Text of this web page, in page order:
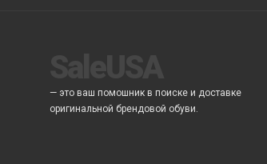
— это ваш помошник в поиске и доставке
оригинальной брендовой обуви.